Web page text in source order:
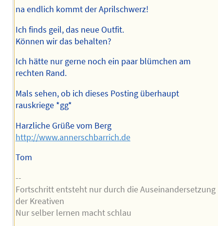
na endlich kommt der Aprilschwerz!
Ich finds geil, das neue Outfit.
Können wir das behalten?
Ich hätte nur gerne noch ein paar blümchen am
rechten Rand.
Mals sehen, ob ich dieses Posting überhaupt
rauskriege *gg*
Harzliche Grüße vom Berg
http://www.annerschbarrich.de
Tom
--
Fortschritt entsteht nur durch die Auseinandersetzung
der Kreativen
Nur selber lernen macht schlau